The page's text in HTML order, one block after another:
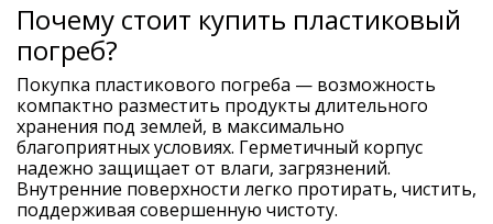
Почему стоит купить пластиковый
погреб?
Покупка пластикового погреба — возможность
компактно разместить продукты длительного
хранения под землей, в максимально
благоприятных условиях. Герметичный корпус
надежно защищает от влаги, загрязнений.
Внутренние поверхности легко протирать, чистить,
поддерживая совершенную чистоту.